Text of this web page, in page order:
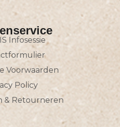
Infosessie
Voorwaarden
Policy
& Retourneren